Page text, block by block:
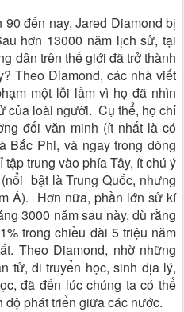
đến nay, Jared Diamond bị
hơn 13000 năm lịch sử, tại
dân trên thế giới đã trở thành
Theo Diamond, các nhà viết
một lỗi lầm vì họ đã nhìn
của loài người. Cụ thể, họ chỉ
đối văn minh (ít nhất là có
Bắc Phi, và ngay trong dòng
trung vào phía Tây, ít chú ý
bật là Trung Quốc, nhưng
Á). Hơn nữa, phần lớn sử kí
3000 năm sau này, dù rằng
trong chiều dài 5 triệu năm
Theo Diamond, nhờ những
tử, di truyển học, sinh địa lý,
đã đến lúc chúng ta có thể
phát triển giữa các nước.